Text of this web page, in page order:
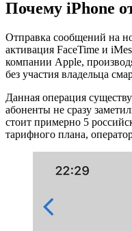
Почему iPhone
Отправка сообщений на
активация FaceTime и
компании Apple,
без участия владельца
Данная операция
абоненты не сразу
стоит примерно 5
тарифного плана,